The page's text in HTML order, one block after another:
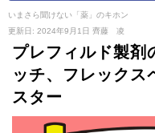
いまさら聞けない「薬」のキホン
更新日: 2024年9月1日 齊藤 凌
プレフィルド製剤
ッチ、フレックス
スター